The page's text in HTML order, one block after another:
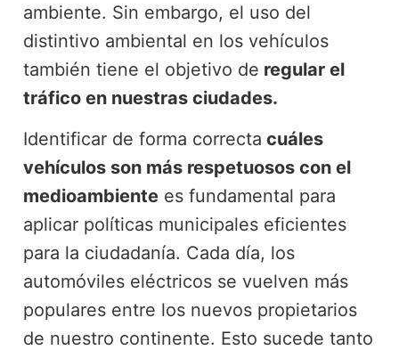
ambiente. Sin embargo, el uso del
distintivo ambiental en los vehículos
también tiene el objetivo de regular el
tráfico en nuestras ciudades.
Identificar de forma correcta cuáles
vehículos son más respetuosos con el
medioambiente es fundamental para
aplicar políticas municipales eficientes
para la ciudadanía. Cada día, los
automóviles eléctricos se vuelven más
populares entre los nuevos propietarios
de nuestro continente. Esto sucede tanto